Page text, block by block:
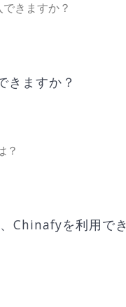
きますか？
きますか？
？
Chinafyを利用で